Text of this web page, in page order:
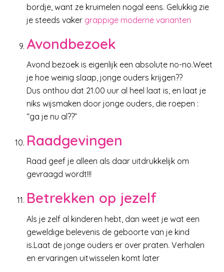
bordje, want ze kruimelen nogal eens. Gelukkig zie
je steeds vaker grappige moderne varianten
Avondbezoek
Avond bezoek is eigenlijk een absolute no-no.Weet
je hoe weinig slaap, jonge ouders krijgen??
Dus onthou dat 21.00 uur al heel laat is, en laat je
niks wijsmaken door jonge ouders, die roepen :
“ga je nu al??”
Raadgevingen
Raad geef je alleen als daar uitdrukkelijk om
gevraagd wordt!!!
Betrekken op jezelf
Als je zelf al kinderen hebt, dan weet je wat een
geweldige belevenis de geboorte van je kind
is.Laat de jonge ouders er over praten. Verhalen
en ervaringen uitwisselen komt later